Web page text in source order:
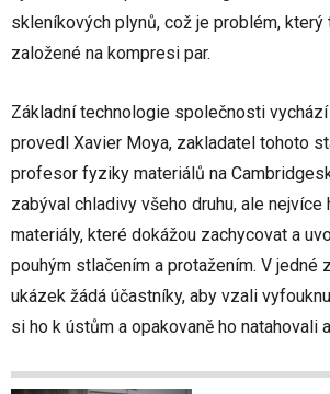
skleníkových plynů, což je problém,
založené na kompresi par.
Základní technologie společnosti
provedl Xavier Moya, zakladatel tohoto
profesor fyziky materiálů na
zabýval chladivy všeho druhu, ale nejvíce
materiály, které dokážou zachycovat a
pouhým stlačením a protažením. V jedné
ukázek žádá účastníky, aby vzali
si ho k ústům a opakovaně ho natahovali